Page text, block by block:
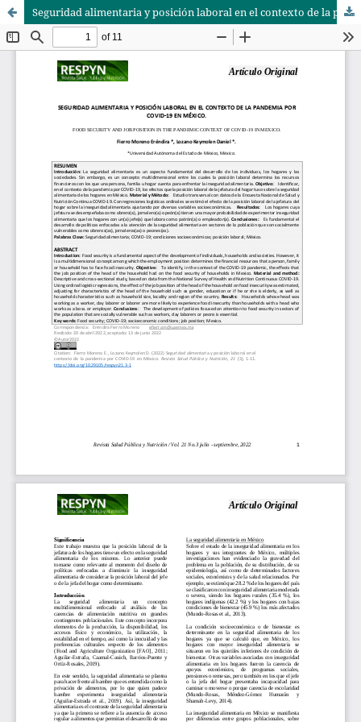
Seguridad alimentaria y posición laboral en el contexto de la pandemia por COVID-19 en México